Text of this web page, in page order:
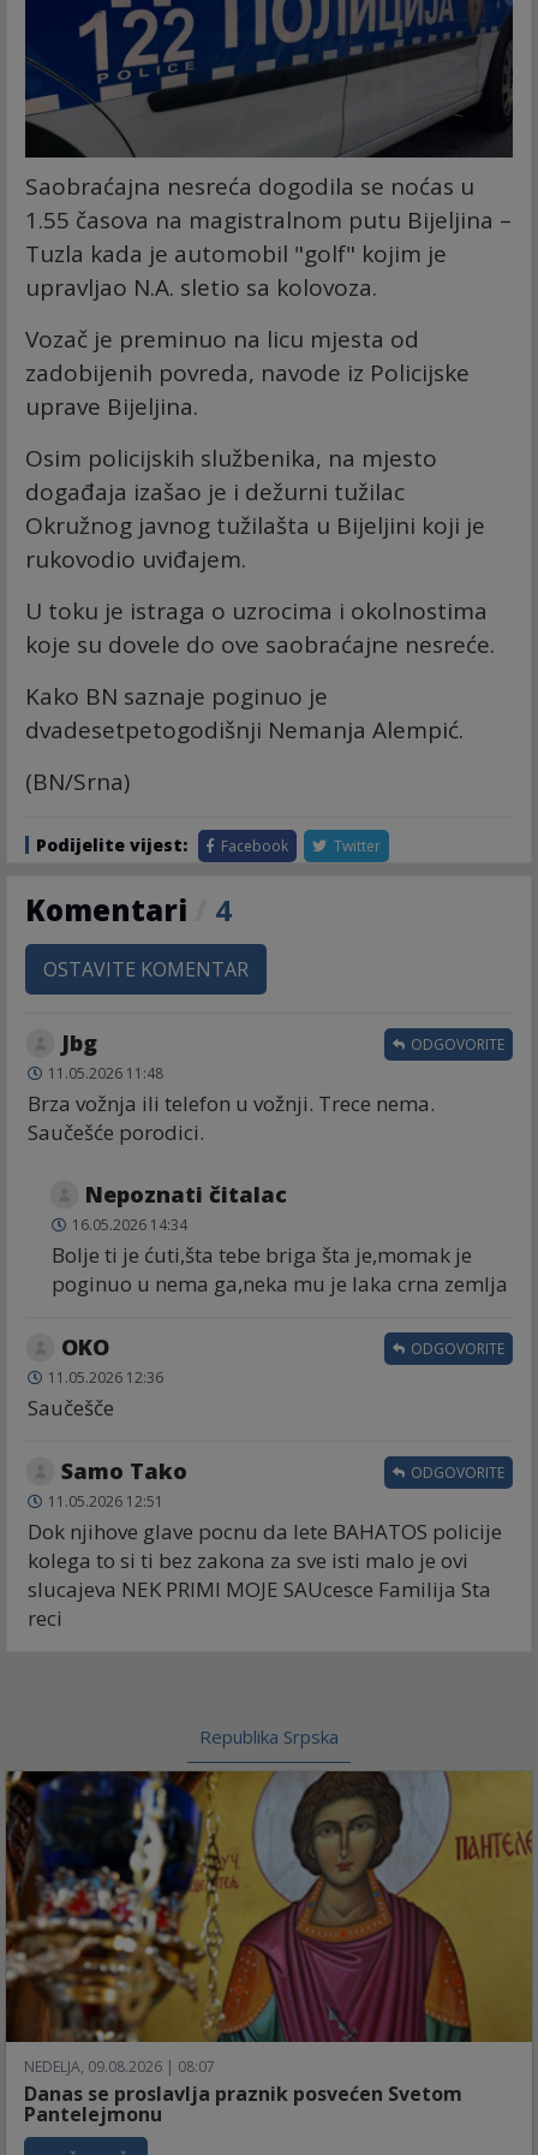
Saobraćajna nesreća dogodila se noćas u
1.55 časova na magistralnom putu Bijeljina –
Tuzla kada je automobil "golf" kojim je
upravljao N.A. sletio sa kolovoza.
Vozač je preminuo na licu mjesta od
zadobijenih povreda, navode iz Policijske
uprave Bijeljina.
Osim policijskih službenika, na mjesto
događaja izašao je i dežurni tužilac
Okružnog javnog tužilašta u Bijeljini koji je
rukovodio uviđajem.
U toku je istraga o uzrocima i okolnostima
koje su dovele do ove saobraćajne nesreće.
Kako BN saznaje poginuo je
dvadesetpetogodišnji Nemanja Alempić.
(BN/Srna)
Podijelite vijest: Facebook Twitter
Komentari 4
OSTAVITE KOMENTAR
Jbg
11.05.2026 11:48
Brza vožnja ili telefon u vožnji. Trece nema.
Saučešće porodici.
ODGOVORITE
Nepoznati čitalac
16.05.2026 14:34
Bolje ti je ćuti,šta tebe briga šta je,momak je
poginuo u nema ga,neka mu je laka crna zemlja
OKO
11.05.2026 12:36
Saučešče
ODGOVORITE
Samo Tako
11.05.2026 12:51
Dok njihove glave pocnu da lete BAHATOS policije
kolega to si ti bez zakona za sve isti malo je ovi
slucajeva NEK PRIMI MOJE SAUcesce Familija Sta
reci
ODGOVORITE
Republika Srpska
NEDELJA, 09.08.2026 | 08:07
Danas se proslavlja praznik posvećen Svetom
Pantelejmonu